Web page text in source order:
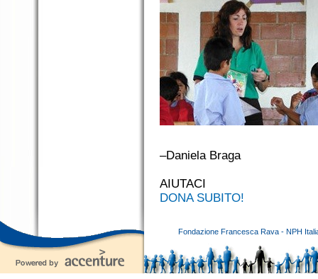
–Daniela Braga
AIUTACI
DONA SUBITO!
Fondazione Francesca Rava - NPH